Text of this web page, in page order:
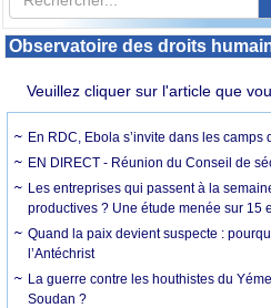
Observatoire des droits
Veuillez cliquer sur l'article que
En RDC, Ebola s’invite dans les camps
EN DIRECT - Réunion du Conseil de
Les entreprises qui passent à la
productives ? Une étude menée sur 15
Quand la paix devient suspecte :
l’Antéchrist
La guerre contre les houthistes du
Soudan ?